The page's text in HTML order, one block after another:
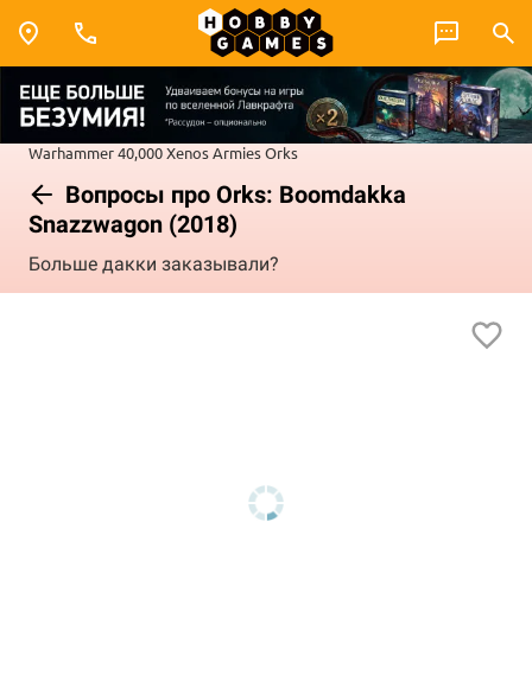
Warhammer 40,000Xenos ArmiesOrks
Вопросы про Orks: Boomdakka
Snazzwagon (2018)
Больше дакки заказывали?